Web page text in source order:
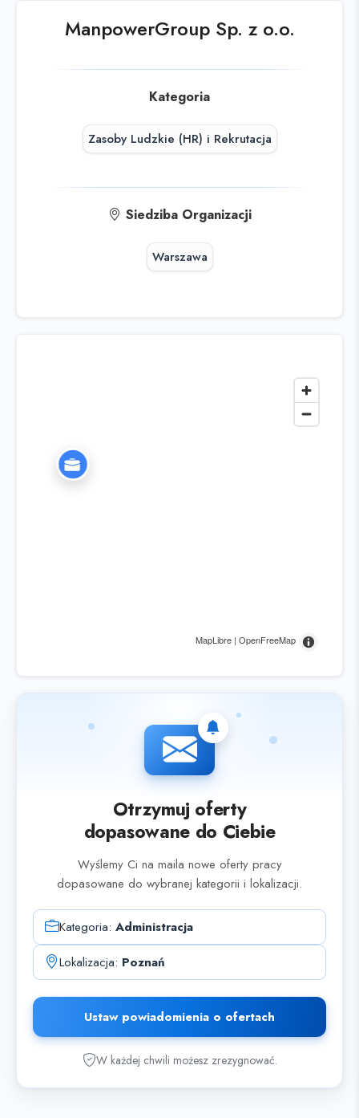
ManpowerGroup Sp. z o.o.
Kategoria
Zasoby Ludzkie (HR) i Rekrutacja
Siedziba Organizacji
Warszawa
MapLibre | OpenFreeMap
Otrzymuj oferty
dopasowane do Ciebie
Wyślemy Ci na maila nowe oferty pracy
dopasowane do wybranej kategorii i lokalizacji.
Kategoria: Administracja
Lokalizacja: Poznań
Ustaw powiadomienia o ofertach
W każdej chwili możesz zrezygnować.